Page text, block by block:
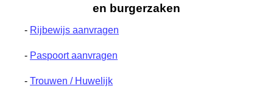
en burgerzaken
- Rijbewijs aanvragen
- Paspoort aanvragen
-Trouwen / Huwelijk